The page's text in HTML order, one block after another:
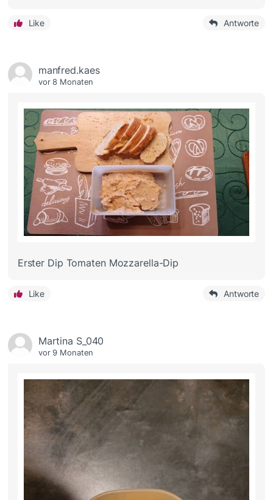
Like Antworte
manfred.kaes
vor 8 Monaten
Erster Dip Tomaten Mozzarella-Dip
Like Antworte
Martina S_040
vor 9 Monaten